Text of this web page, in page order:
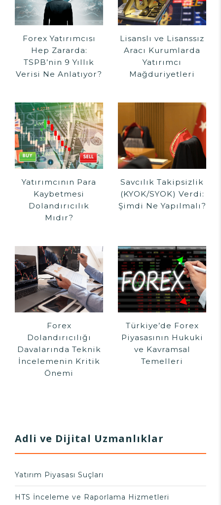
Forex Yatırımcısı
Hep Zararda:
TSPB’nin 9 Yıllık
Verisi Ne Anlatıyor?
Lisanslı ve Lisanssız
Aracı Kurumlarda
Yatırımcı
Mağduriyetleri
Yatırımcının Para
Kaybetmesi
Dolandırıcılık
Mıdır?
Savcılık Takipsizlik
(KYOK/SYOK) Verdi:
Şimdi Ne Yapılmalı?
Forex
Dolandırıcılığı
Davalarında Teknik
İncelemenin Kritik
Önemi
Türkiye’de Forex
Piyasasının Hukuki
ve Kavramsal
Temelleri
Adli ve Dijital Uzmanlıklar
Yatırım Piyasası Suçları
HTS İnceleme ve Raporlama Hizmetleri